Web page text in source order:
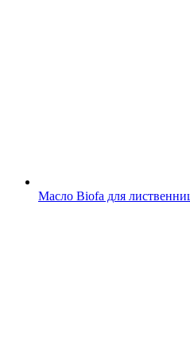
Масло Biofa для